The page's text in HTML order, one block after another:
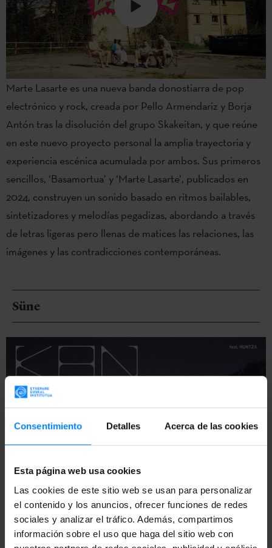
Consentimiento Detalles Acerca de las cookies
Esta página web usa cookies
Las cookies de este sitio web se usan para personalizar
el contenido y los anuncios, ofrecer funciones de redes
sociales y analizar el tráfico. Además, compartimos
información sobre el uso que haga del sitio web con
Marte Lasarte es una nueva banda donostiarra de pop
electrónico y rock, creada por Pello Armendariz y Borja
Antón tras la disolución del grupo Skakeitan, y que reúne
en este nuevo proyecto personal la amplia trayectoria y
experiencia escénica acumulada por ambos. Sus primeros
sencillos, ‘Basamortua’ y ‘Marte Lasarte’, publicados en
2024, construyen un sonido basado en ritmos bailables,
sintetizadores y melodías pegadizas, abordando a través
de letras ligeras pero llenas de matices las relaciones, las
imágenes y las contradicciones contemporáneas.
Süne
SÜNE ha publicado su primer disco en solitario bajo el
título ‘AMAINEMAN’, compuesto por 11 canciones.
‘AMAINEMAN, amain eman’. En castellano, “dejarse